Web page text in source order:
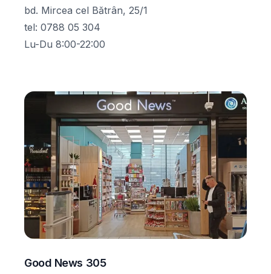
bd. Mircea cel Bătrân, 25/1
tel: 0788 05 304
Lu-Du 8:00-22:00
Good News 305